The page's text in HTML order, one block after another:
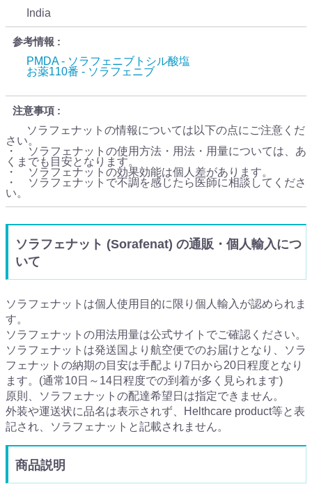
India
参考情報
PMDA - ソラフェニブトシル酸塩
お薬110番 - ソラフェニブ
注意事項
ソラフェナットの情報については以下の点にご注意くだ
さい。
・ ソラフェナットの使用方法・用法・用量については、あ
くまでも目安となります。
・ ソラフェナットの効果効能は個人差があります。
・ ソラフェナットで不調を感じたら医師に相談してくださ
い。
ソラフェナット (Sorafenat) の通販・個人輸入につ
いて
ソラフェナットは個人使用目的に限り個人輸入が認められま
す。
ソラフェナットの用法用量は公式サイトでご確認ください。
ソラフェナットは発送国より航空便でのお届けとなり、ソラ
フェナットの納期の目安は手配より7日から20日程度となり
ます。(通常10日～14日程度での到着が多く見られます)
原則、ソラフェナットの配達希望日は指定できません。
外装や運送状に品名は表示されず、Helthcare product等と表
記され、ソラフェナットと記載されません。
商品説明